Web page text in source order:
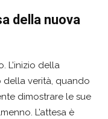
della nuova
L’inizio della
della verità, quando
dimostrare le sue
L’attesa è